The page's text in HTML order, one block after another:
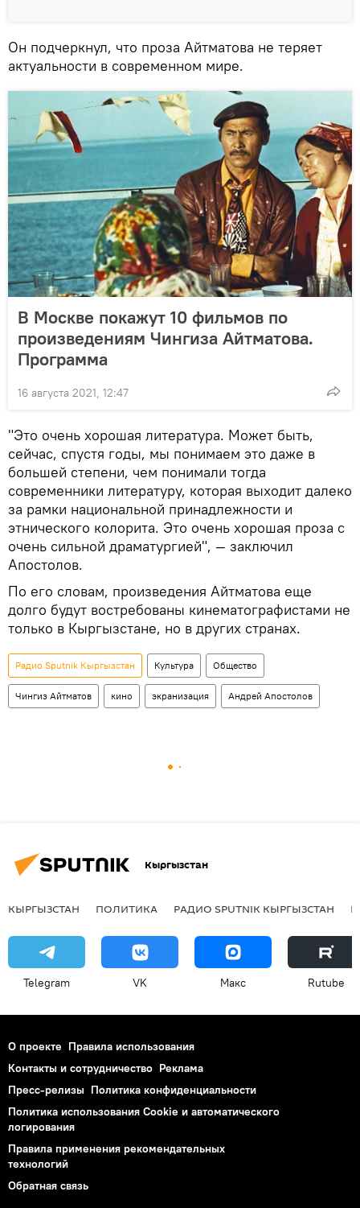
Он подчеркнул, что проза Айтматова не теряет
актуальности в современном мире.
В Москве покажут 10 фильмов по
произведениям Чингиза Айтматова.
Программа
16 августа 2021, 12:47
"Это очень хорошая литература. Может быть,
сейчас, спустя годы, мы понимаем это даже в
большей степени, чем понимали тогда
современники литературу, которая выходит далеко
за рамки национальной принадлежности и
этнического колорита. Это очень хорошая проза с
очень сильной драматургией", — заключил
Апостолов.
По его словам, произведения Айтматова еще
долго будут востребованы кинематографистами не
только в Кыргызстане, но в других странах.
Радио Sputnik Кыргызстан Культура Общество
Чингиз Айтматов кино экранизация Андрей Апостолов
Кыргызстан
КЫРГЫЗСТАН ПОЛИТИКА РАДИО SPUTNIK КЫРГЫЗСТАН
Telegram VK Макс Rutube
О проекте Правила использования
Контакты и сотрудничество Реклама
Пресс-релизы Политика конфиденциальности
Политика использования Cookie и автоматического
логирования
Правила применения рекомендательных
технологий
Обратная связь